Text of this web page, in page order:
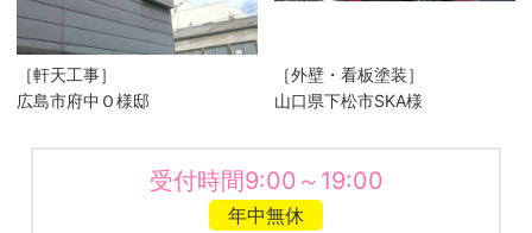
［軒天工事］
広島市府中Ｏ様邸
［外壁・看板塗装］
山口県下松市SKA様
受付時間9:00～19:00
年中無休